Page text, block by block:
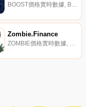
BOOST價格實時數據, Boosted Finance被描述為將DeFi和去中心化技術所能提供的最好的東西結合在一起：所有參與者同等公平的進入壁壘、民主治理、永久的網絡效應和經濟理論.
Zombie.Finance
ZOMBIE價格實時數據, 僵尸是一款社交實驗游戲,請查看https://github.com/ZomZOMBIEe-Finance/zomZOMBIEe-protocol#zomZOMBIEe-協議。本內容僅供參考,您不應將任何此類信息或其他材料解釋為法律、稅務、投資、財務或其他建議.